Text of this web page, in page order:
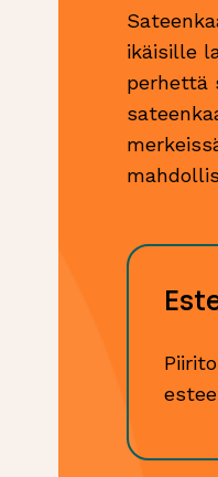
uudessa
uudessa
ikäisille
perhettä